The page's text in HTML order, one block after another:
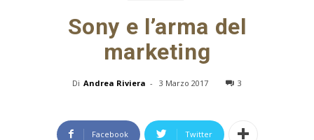
Sony e l’arma del
marketing
Di Andrea Riviera - 3 Marzo 2017 3
Facebook Twitter